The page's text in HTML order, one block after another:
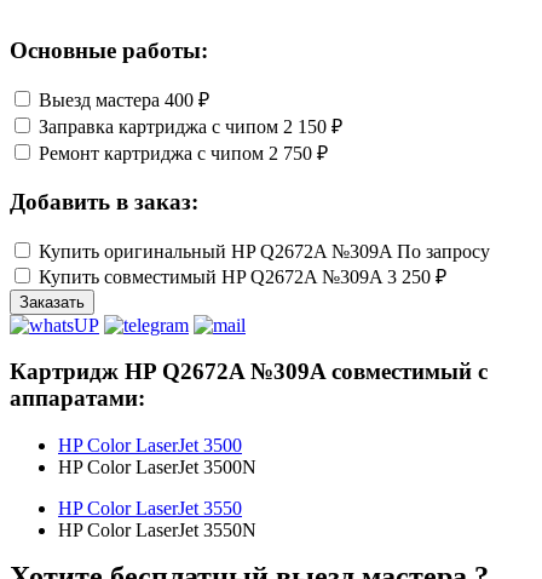
Основные работы:
Выезд мастера 400 ₽
Заправка картриджа с чипом 2 150 ₽
Ремонт картриджа с чипом 2 750 ₽
Добавить в заказ:
Купить оригинальный HP Q2672A №309A По запросу
Купить совместимый HP Q2672A №309A 3 250 ₽
Заказать
Картридж HP Q2672A №309A совместимый с
аппаратами:
HP Color LaserJet 3500
HP Color LaserJet 3500N
HP Color LaserJet 3550
HP Color LaserJet 3550N